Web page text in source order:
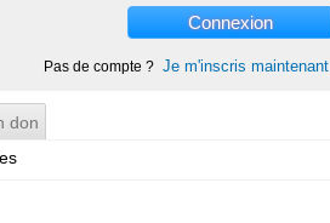
Connexion
Pas de compte ? Je m'inscris maintenant
don